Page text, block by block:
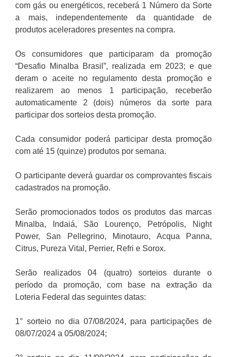
com gás ou energéticos, receberá 1 Número da Sorte
a mais, independentemente da quantidade de
produtos aceleradores presentes na compra.
Os consumidores que participaram da promoção
“Desafio Minalba Brasil”, realizada em 2023; e que
deram o aceite no regulamento desta promoção e
realizarem ao menos 1 participação, receberão
automaticamente 2 (dois) números da sorte para
participar dos sorteios desta promoção.
Cada consumidor poderá participar desta promoção
com até 15 (quinze) produtos por semana.
O participante deverá guardar os comprovantes fiscais
cadastrados na promoção.
Serão promocionados todos os produtos das marcas
Minalba, Indaiá, São Lourenço, Petrópolis, Night
Power, San Pellegrino, Minotauro, Acqua Panna,
Citrus, Pureza Vital, Perrier, Refri e Sorox.
Serão realizados 04 (quatro) sorteios durante o
período da promoção, com base na extração da
Loteria Federal das seguintes datas:
1° sorteio no dia 07/08/2024, para participações de
08/07/2024 a 05/08/2024;